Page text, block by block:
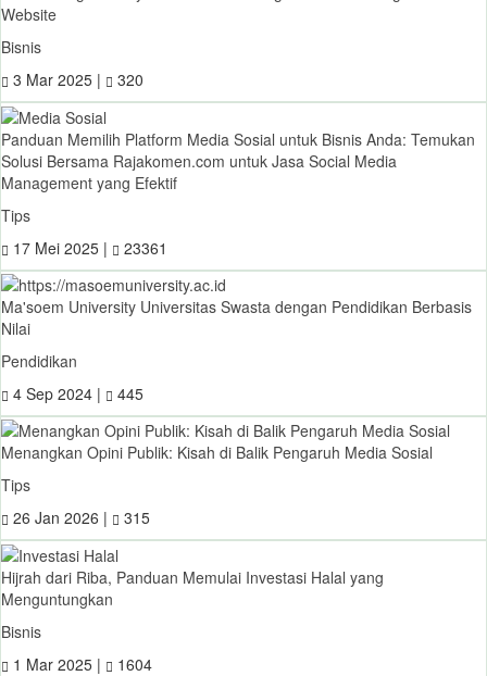
Website
Bisnis
3 Mar 2025 |
320
Panduan Memilih Platform Media Sosial untuk Bisnis Anda: Temukan
Solusi Bersama Rajakomen.com untuk Jasa Social Media
Management yang Efektif
Tips
17 Mei 2025 |
23361
Ma'soem University Universitas Swasta dengan Pendidikan Berbasis
Nilai
Pendidikan
4 Sep 2024 |
445
Menangkan Opini Publik: Kisah di Balik Pengaruh Media Sosial
Tips
26 Jan 2026 |
315
Hijrah dari Riba, Panduan Memulai Investasi Halal yang
Menguntungkan
Bisnis
1 Mar 2025 |
1604